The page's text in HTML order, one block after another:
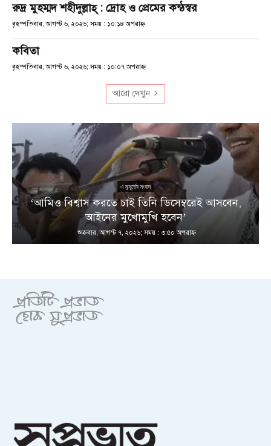
রুদ্র মুহম্মদ শহীদুল্লাহ্ : দ্রোহ ও প্রেমের কন্ঠস্বর
বৃহস্পতিবার, আগস্ট ৬, ২০২৬; সময় : ১০:১৪ অপরাহ্ণ
কবিতা
বৃহস্পতিবার, আগস্ট ৬, ২০২৬; সময় : ১০:০৭ অপরাহ্ণ
আরো দেখুন
এ মুহূর্তের সংবাদ
‘আমিও বিশ্বাস করতে চাই তিনি ডিসেম্বরেই আসবেন,
আইনের মুখোমুখি হবেন’
শুক্রবার, আগস্ট ৭, ২০২৬; সময় : ৩:৫০ অপরাহ্ণ